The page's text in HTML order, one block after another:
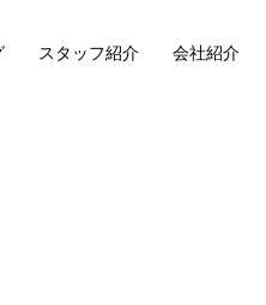
スタッフ紹介 会社紹介